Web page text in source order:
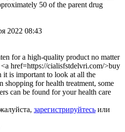
50 of the parent drug
2022 08:43
for a high-quality product no matter
href=https://cialisfstdelvri.com/>buy
it is important to look at all the
shopping for health treatment, some
can be found for your health care
зарегистрируйтесь или